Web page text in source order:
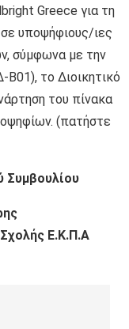
Greece για τη
υποψήφιους/ιες
σύμφωνα με την
το Διοικητικό
του πίνακα
(πατήστε
Συμβουλίου
Ε.Κ.Π.Α